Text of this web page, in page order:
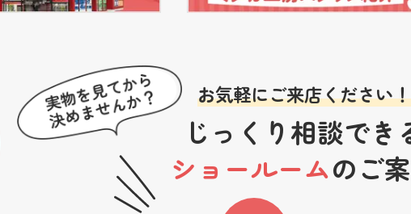
お気軽にご来店ください！
じっくり相談でき
ショールームのご